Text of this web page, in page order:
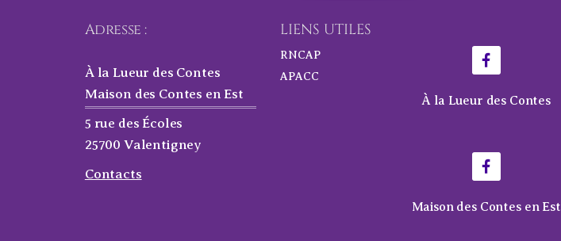
Adresse :
À la Lueur des Contes
Maison des Contes en Est
5 rue des Écoles
25700 Valentigney
Contacts
LIENS UTILES
RNCAP
APACC
À la Lueur des Contes
Maison des Contes en Est